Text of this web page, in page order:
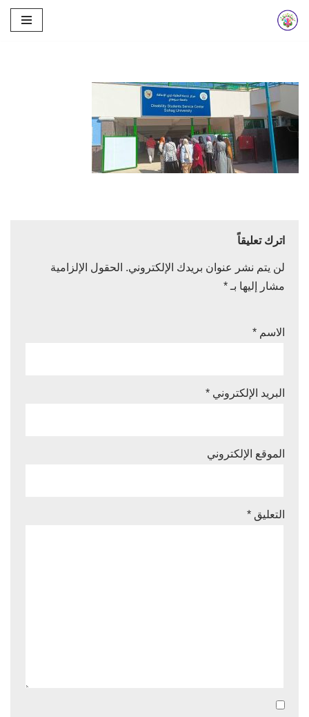
اترك تعليقاً
لن يتم نشر عنوان بريدك الإلكتروني. الحقول الإلزامية
مشار إليها بـ *
الاسم *
البريد الإلكتروني *
الموقع الإلكتروني
التعليق *